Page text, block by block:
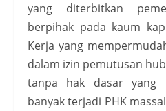
yang diterbitkan
berpihak pada kaum
Kerja yang
dalam izin pemutusan
tanpa hak dasar yang
banyak terjadi PHK